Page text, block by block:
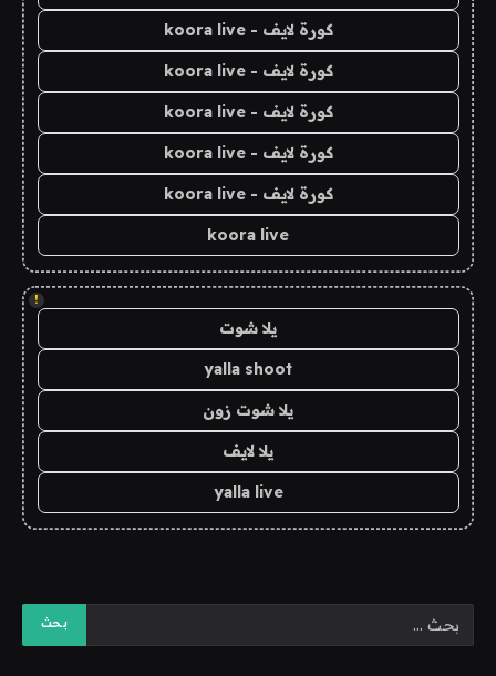
كورة لايف - koora live
كورة لايف - koora live
كورة لايف - koora live
كورة لايف - koora live
كورة لايف - koora live
koora live
!
يلا شوت
yalla shoot
يلا شوت زون
يلا لايف
yalla live